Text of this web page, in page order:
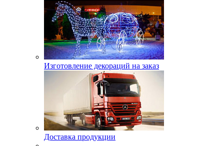
Изготовление декораций на заказ
Доставка продукции